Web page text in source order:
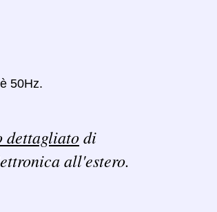
50Hz.
dettagliatodi
all'estero.